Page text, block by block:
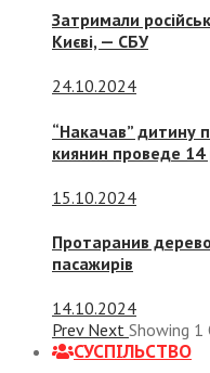
Затримали
Києві, — СБУ
24.10.2024
“Накачав” дитину
киянин проведе 14
15.10.2024
Протаранив
пасажирів
14.10.2024
Prev Next Showing 1
СУСПIЛЬСТВО